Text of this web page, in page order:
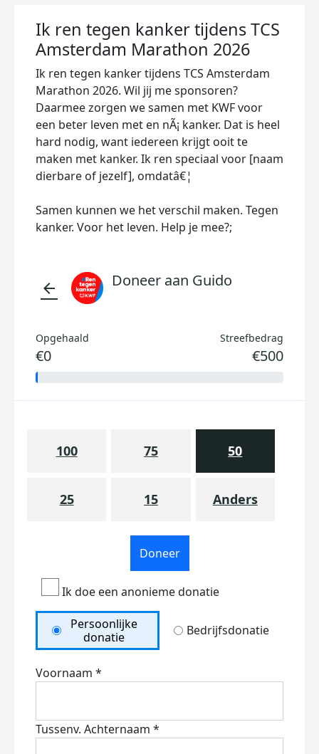
Ik ren tegen kanker tijdens TCS
Amsterdam Marathon 2026
Ik ren tegen kanker tijdens TCS Amsterdam
Marathon 2026. Wil jij me sponsoren?
Daarmee zorgen we samen met KWF voor
een beter leven met en nÃ¡ kanker. Dat is heel
hard nodig, want iedereen krijgt ooit te
maken met kanker. Ik ren speciaal voor [naam
dierbare of jezelf], omdatâ€¦
Samen kunnen we het verschil maken. Tegen
kanker. Voor het leven. Help je mee?;
arrow_back Doneer aan Guido
Opgehaald
€0
Streefbedrag
€500
100 75 50
25 15 Anders
Doneer
Ik doe een anonieme donatie
Persoonlijke
donatie
Bedrijfsdonatie
Voornaam *
Tussenv. Achternaam *